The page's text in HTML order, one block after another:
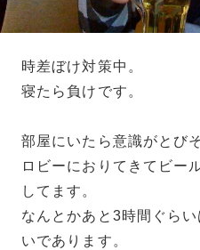
時差ぼけ対策中。
寝たら負けです。
部屋にいたら意識がとび
ロビーにおりてきてビー
してます。
なんとかあと3時間ぐら
いであります。